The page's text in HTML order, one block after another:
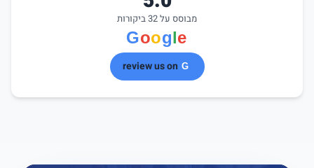
מבוסס על 32 ביקורות
review us on